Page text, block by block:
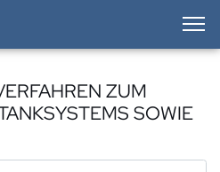
ZUM
SOWIE